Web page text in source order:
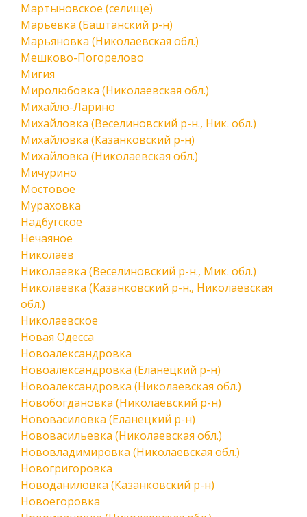
Мартыновское (селище)
Марьевка (Баштанский р-н)
Марьяновка (Николаевская обл.)
Мешково-Погорелово
Мигия
Миролюбовка (Николаевская обл.)
Михайло-Ларино
Михайловка (Веселиновский р-н., Ник. обл.)
Михайловка (Казанковский р-н)
Михайловка (Николаевская обл.)
Мичурино
Мостовое
Мураховка
Надбугское
Нечаяное
Николаев
Николаевка (Веселиновский р-н., Мик. обл.)
Николаевка (Казанковский р-н., Николаевская
обл.)
Николаевское
Новая Одесса
Новоалександровка
Новоалександровка (Еланецкий р-н)
Новоалександровка (Николаевская обл.)
Новобогдановка (Николаевский р-н)
Нововасиловка (Еланецкий р-н)
Нововасильевка (Николаевская обл.)
Нововладимировка (Николаевская обл.)
Новогригоровка
Новоданиловка (Казанковский р-н)
Новоегоровка